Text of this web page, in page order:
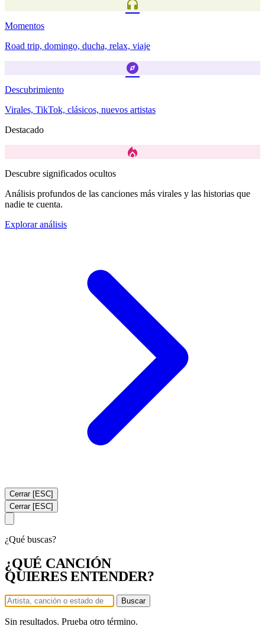
headphones
Momentos
Road trip, domingo, ducha, relax, viaje
explore
Descubrimiento
Virales, TikTok, clásicos, nuevos artistas
Destacado
local_fire_department
Descubre significados ocultos
Análisis profundos de las canciones más virales y las historias que
nadie te cuenta.
Explorar análisis
Cerrar [ESC]
Cerrar [ESC]
¿Qué buscas?
¿QUÉ CANCIÓN
QUIERES ENTENDER?
Buscar
Sin resultados. Prueba otro término.